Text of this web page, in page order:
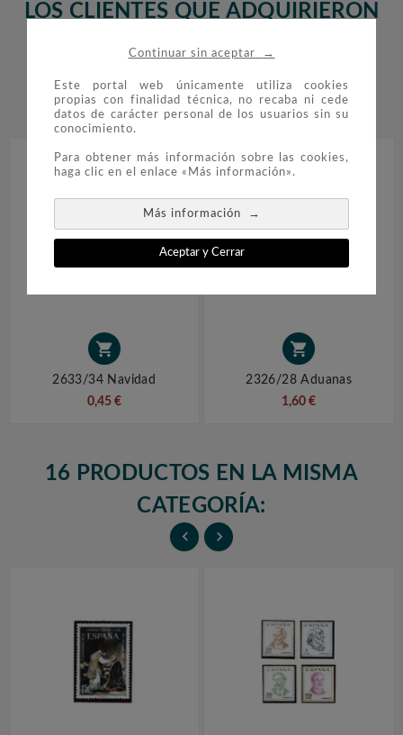
Continuar sin aceptar →
Este portal web únicamente utiliza cookies
propias con finalidad técnica, no recaba ni cede
datos de carácter personal de los usuarios sin su
conocimiento.
Para obtener más información sobre las cookies,
haga clic en el enlace «Más información».
Más información →
Aceptar y Cerrar
LOS CLIENTES QUE ADQUIRIERON
ESTE PRODUCTO TAMBIÉN
COMPRARON:
 

2633/34 Navidad
0,45 €

2326/28 Aduanas
1,60 €
16 PRODUCTOS EN LA MISMA
CATEGORÍA:
 